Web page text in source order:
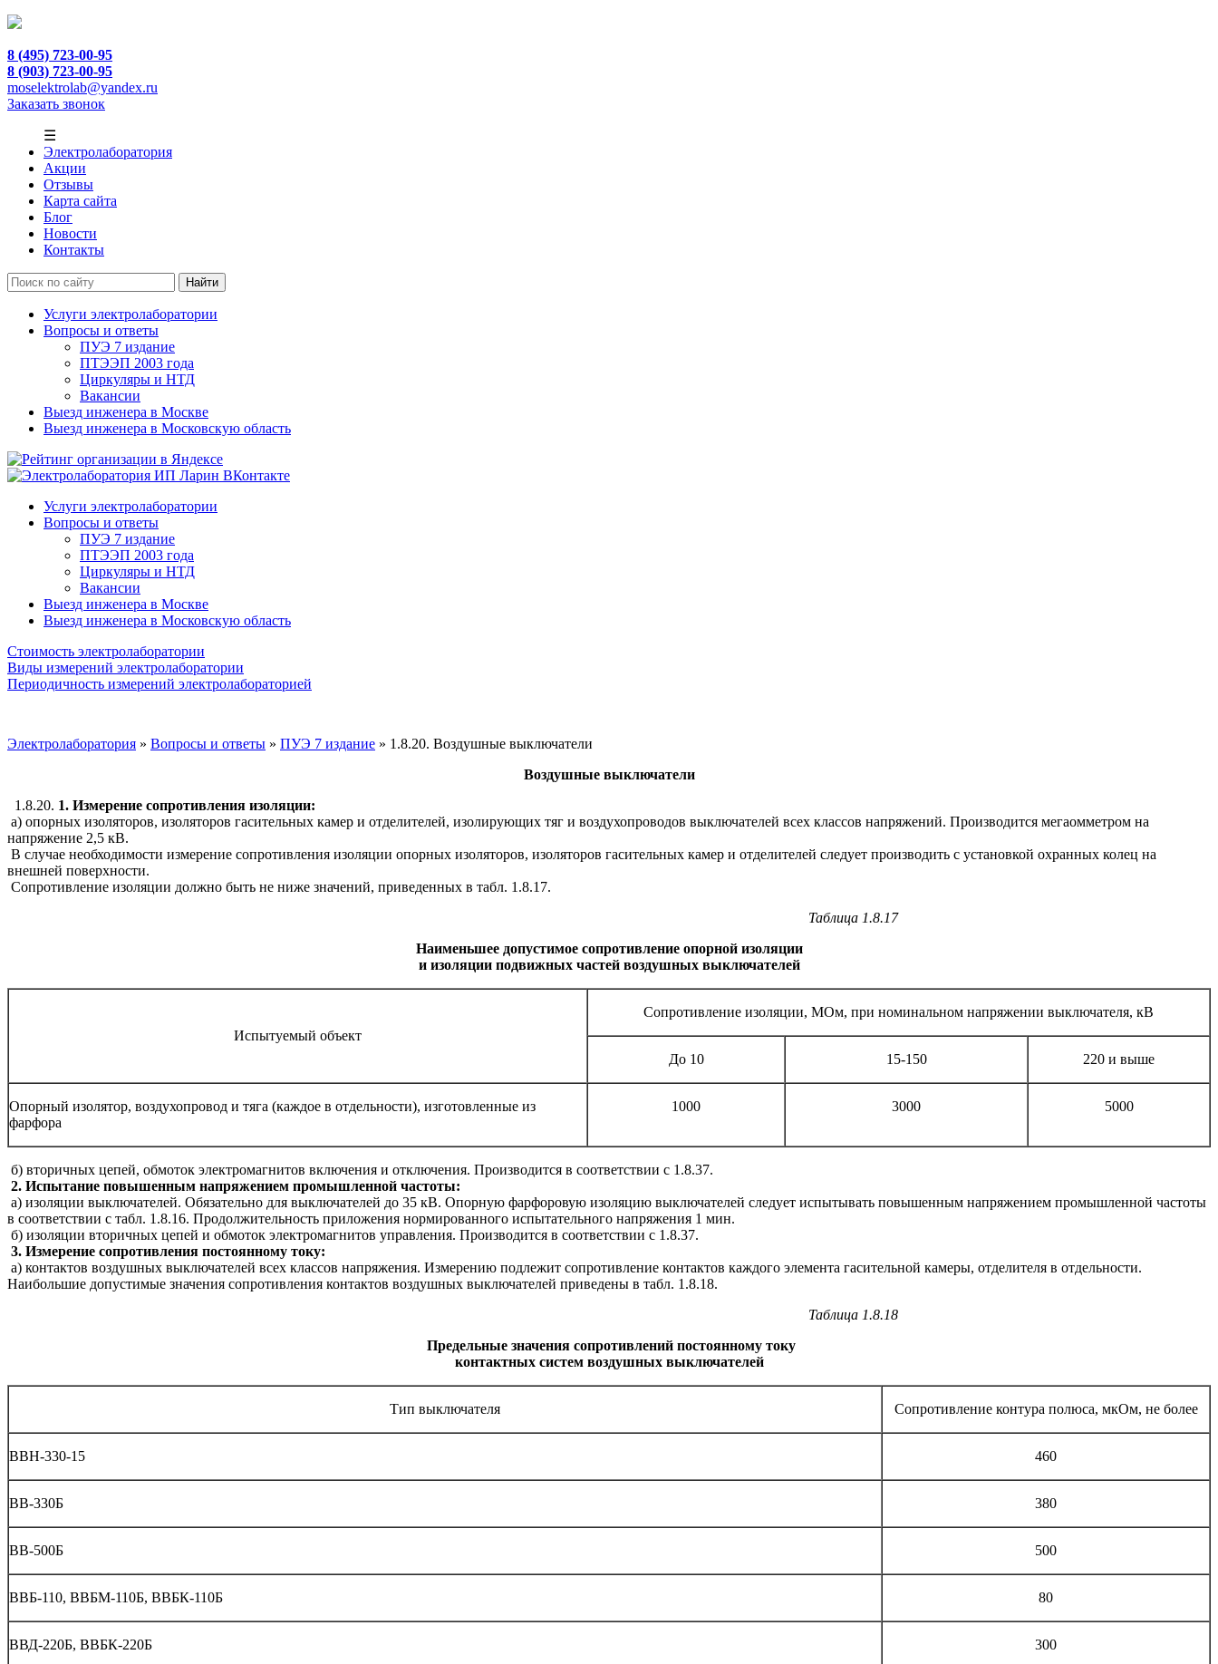
8 (495) 723-00-95
8 (903) 723-00-95
moselektrolab@yandex.ru
Заказать звонок
☰
Электролаборатория
Акции
Отзывы
Карта сайта
Блог
Новости
Контакты
Услуги электролаборатории
Вопросы и ответы
ПУЭ 7 издание
ПТЭЭП 2003 года
Циркуляры и НТД
Вакансии
Выезд инженера в Москве
Выезд инженера в Московскую область
Услуги электролаборатории
Вопросы и ответы
ПУЭ 7 издание
ПТЭЭП 2003 года
Циркуляры и НТД
Вакансии
Выезд инженера в Москве
Выезд инженера в Московскую область
Стоимость электролаборатории
Виды измерений электролаборатории
Периодичность измерений электролабораторией
Электролаборатория » Вопросы и ответы » ПУЭ 7 издание » 1.8.20. Воздушные выключатели
Воздушные выключатели
1.8.20. 1. Измерение сопротивления изоляции:
а) опорных изоляторов, изоляторов гасительных камер и отделителей, изолирующих тяг и воздухопроводов выключателей всех классов напряжений. Производится мегаомметром на
напряжение 2,5 кВ.
В случае необходимости измерение сопротивления изоляции опорных изоляторов, изоляторов гасительных камер и отделителей следует производить с установкой охранных колец на
внешней поверхности.
Сопротивление изоляции должно быть не ниже значений, приведенных в табл. 1.8.17.
Таблица 1.8.17
Наименьшее допустимое сопротивление опорной изоляции
и изоляции подвижных частей воздушных выключателей
Испытуемый объект
Сопротивление изоляции, МОм, при номинальном напряжении выключателя, кВ
До 10 15-150 220 и выше
Опорный изолятор, воздухопровод и тяга (каждое в отдельности), изготовленные из
фарфора
1000 3000 5000
б) вторичных цепей, обмоток электромагнитов включения и отключения. Производится в соответствии с 1.8.37.
2. Испытание повышенным напряжением промышленной частоты:
а) изоляции выключателей. Обязательно для выключателей до 35 кВ. Опорную фарфоровую изоляцию выключателей следует испытывать повышенным напряжением промышленной частоты
в соответствии с табл. 1.8.16. Продолжительность приложения нормированного испытательного напряжения 1 мин.
б) изоляции вторичных цепей и обмоток электромагнитов управления. Производится в соответствии с 1.8.37.
3. Измерение сопротивления постоянному току:
а) контактов воздушных выключателей всех классов напряжения. Измерению подлежит сопротивление контактов каждого элемента гасительной камеры, отделителя в отдельности.
Наибольшие допустимые значения сопротивления контактов воздушных выключателей приведены в табл. 1.8.18.
Таблица 1.8.18
Предельные значения сопротивлений постоянному току
контактных систем воздушных выключателей
Тип выключателя Сопротивление контура полюса, мкОм, не более
ВВН-330-15 460
ВВ-330Б 380
ВВ-500Б 500
ВВБ-110, ВВБМ-110Б, ВВБК-110Б 80
ВВД-220Б, ВВБК-220Б 300